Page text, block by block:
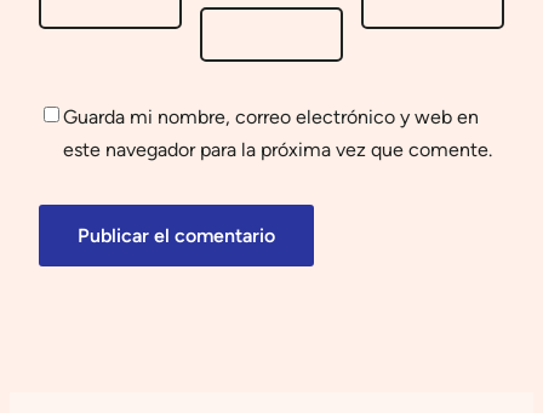
Guarda mi nombre, correo electrónico y web en
este navegador para la próxima vez que comente.